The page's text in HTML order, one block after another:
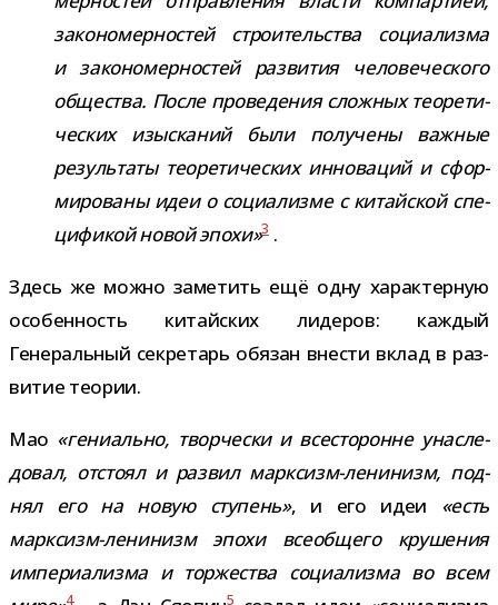
зако­но­мер­но­стей стро­и­тель­ства соци­а­лизма
и зако­но­мер­но­стей раз­ви­тия чело­ве­че­ского
обще­ства. После про­ве­де­ния слож­ных тео­ре­ти­
че­ских изыс­ка­ний были полу­чены важ­ные
резуль­таты тео­ре­ти­че­ских инно­ва­ций и сфор­
ми­ро­ваны идеи о соци­а­лизме с китай­ской спе­
ци­фи­кой новой эпохи»3.
Здесь же можно заме­тить ещё одну харак­тер­ную
осо­бен­ность китай­ских лиде­ров: каж­дый
Генеральный сек­ре­тарь обя­зан вне­сти вклад в раз­
ви­тие теории.
Мао «гени­ально, твор­че­ски и все­сто­ронне уна­сле­
до­вал, отстоял и раз­вил марксизм-​ленинизм, под­
нял его на новую сту­пень», и его идеи «есть
марксизм-​ленинизм эпохи все­об­щего кру­ше­ния
импе­ри­а­лизма и тор­же­ства соци­а­лизма во всем
4 5